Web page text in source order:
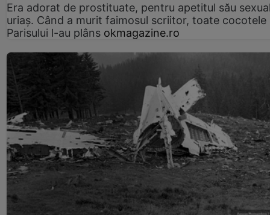
Era adorat de prostituate, pentru apetitul său
uriaș. Când a murit faimosul scriitor, toate cocotele
Parisului l-au plâns okmagazine.ro